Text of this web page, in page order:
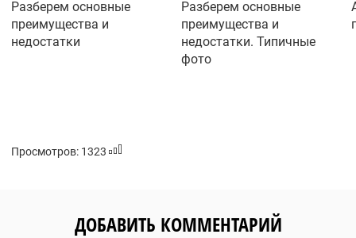
Разберем основные
преимущества и
недостатки
Разберем основные
преимущества и
недостатки. Типичные
фото
Просмотров: 1323
ДОБАВИТЬ КОММЕНТАРИЙ